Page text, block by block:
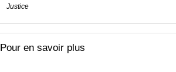
Justice
Pour en savoir plus